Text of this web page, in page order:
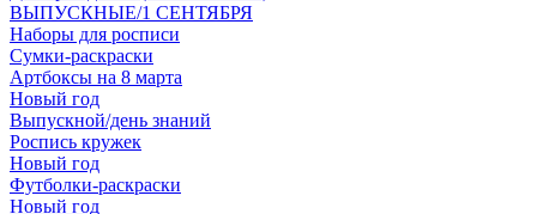
ВЫПУСКНЫЕ/1 СЕНТЯБРЯ
Наборы для росписи
Сумки-раскраски
Артбоксы на 8 марта
Новый год
Выпускной/день знаний
Роспись кружек
Новый год
Футболки-раскраски
Новый год